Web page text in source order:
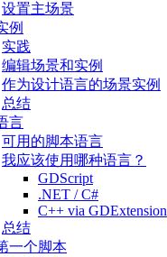
设置主场景
例
实践
编辑场景和实例
作为设计语言的场景实例
总结
言
可用的脚本语言
我应该使用哪种语言？
GDScript
.NET / C#
C++ via GDExtension
总结
一个脚本